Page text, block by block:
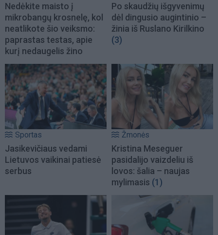
Nedėkite maisto į
mikrobangų krosnelę, kol
neatlikote šio veiksmo:
paprastas testas, apie
kurį nedaugelis žino
Po skaudžių išgyvenimų
dėl dingusio augintinio –
žinia iš Ruslano Kirilkino
(3)
Sportas
Jasikevičiaus vedami
Lietuvos vaikinai patiesė
serbus
Žmonės
Kristina Meseguer
pasidalijo vaizdeliu iš
lovos: šalia – naujas
mylimasis (1)